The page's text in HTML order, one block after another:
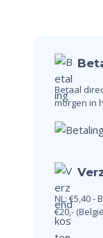
Betaal
morgen in
NL: €5,40 -
€20,-